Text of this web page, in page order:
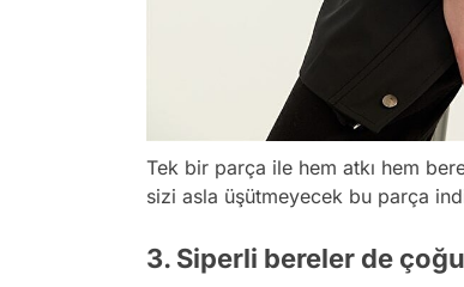
Tek bir parça ile hem atkı hem
sizi asla üşütmeyecek bu parça
3. Siperli bereler de